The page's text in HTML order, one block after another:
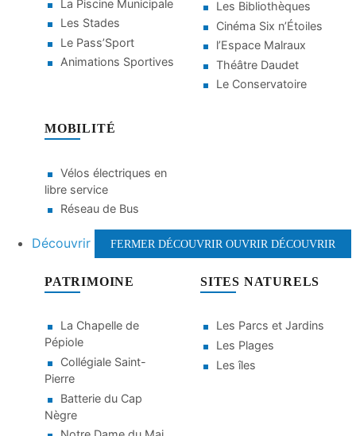
La Piscine Municipale
Les Stades
Le Pass’Sport
Animations Sportives
Les Bibliothèques
Cinéma Six n’Étoiles
l’Espace Malraux
Théâtre Daudet
Le Conservatoire
MOBILITÉ
Vélos électriques en
libre service
Réseau de Bus
Découvrir FERMER DÉCOUVRIR OUVRIR DÉCOUVRIR
PATRIMOINE
La Chapelle de
Pépiole
Collégiale Saint-
Pierre
Batterie du Cap
Nègre
SITES NATURELS
Les Parcs et Jardins
Les Plages
Les îles